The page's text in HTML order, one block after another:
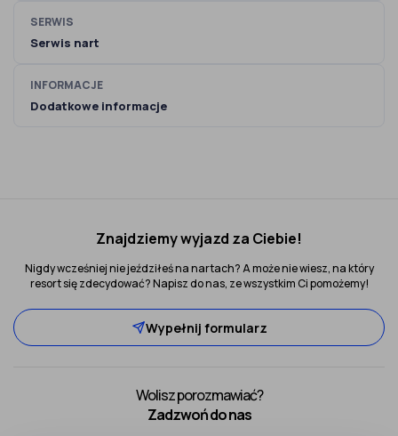
SERWIS
Serwis nart
INFORMACJE
Dodatkowe informacje
Znajdziemy wyjazd za Ciebie!
Nigdy wcześniej nie jeździłeś na nartach? A może nie wiesz, na który
resort się zdecydować? Napisz do nas, ze wszystkim Ci pomożemy!
Wypełnij formularz
Wolisz porozmawiać?
Zadzwoń do nas